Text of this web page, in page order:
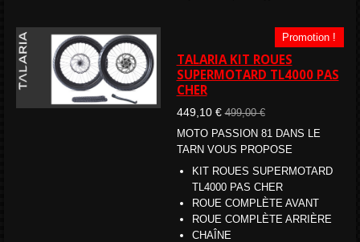
Promotion !
TALARIA KIT ROUES
SUPERMOTARD TL4000 PAS
CHER
449,10 € 499,00 €
MOTO PASSION 81 DANS LE
TARN VOUS PROPOSE
KIT ROUES SUPERMOTARD
TL4000 PAS CHER
ROUE COMPLÈTE AVANT
ROUE COMPLÈTE ARRIÈRE
CHAÎNE